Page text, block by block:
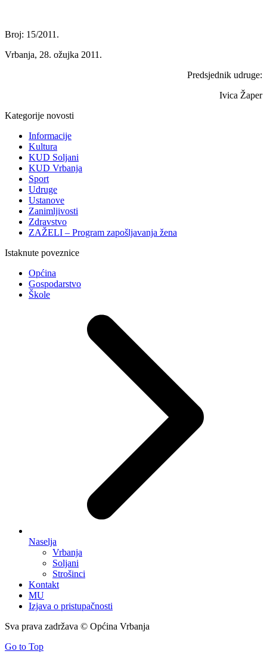
Broj: 15/2011.
Vrbanja, 28. ožujka 2011.
Predsjednik udruge:
Ivica Žaper
Kategorije novosti
Informacije
Kultura
KUD Soljani
KUD Vrbanja
Sport
Udruge
Ustanove
Zanimljivosti
Zdravstvo
ZAŽELI – Program zapošljavanja žena
Istaknute poveznice
Općina
Gospodarstvo
Škole
Naselja
Vrbanja
Soljani
Strošinci
Kontakt
MU
Izjava o pristupačnosti
Sva prava zadržava © Općina Vrbanja
Go to Top